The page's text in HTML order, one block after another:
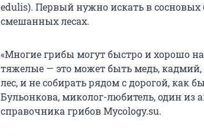
edulis). Первый нужно искать в
смешанных лесах.
«Многие грибы могут быстро и хорошо
тяжелые — это может быть медь,
лес, и не собирать рядом с дорогой, как
Бульонкова, миколог-любитель, один из
справочника грибов Mycology.su.